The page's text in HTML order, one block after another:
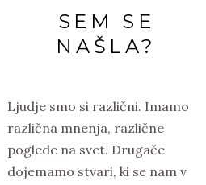
SEM SE
NAŠLA?
Ljudje smo si različni. Imamo
različna mnenja, različne
poglede na svet. Drugače
dojemamo stvari, ki se nam v